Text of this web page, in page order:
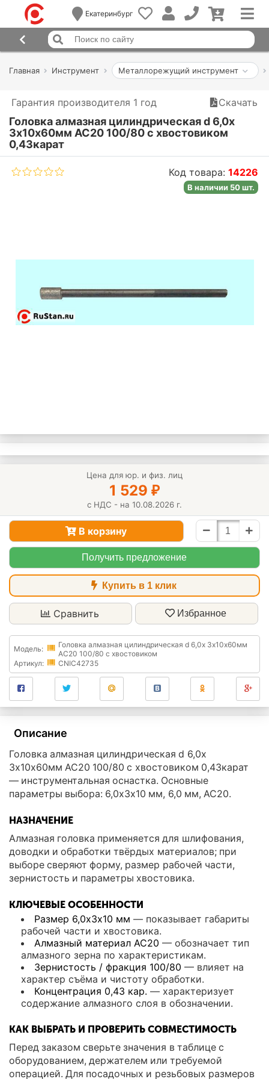
Екатеринбург
Главная Инструмент Металлорежущий инструмент
Гарантия производителя 1 год Скачать
Головка алмазная цилиндрическая d 6,0х
3х10х60мм АС20 100/80 с хвостовиком
0,43карат
Код товара:14226
В наличии 50 шт.
Цена для юр. и физ. лиц
1 529 ₽
с НДС - на 10.08.2026 г.
В корзину
Получить предложение
Купить в 1 клик
Сравнить Избранное
Модель:
Головка алмазная цилиндрическая d 6,0х 3х10х60мм
АС20 100/80 с хвостовиком
Артикул:
CNIC42735
Описание
Головка алмазная цилиндрическая d 6,0х
3х10х60мм АС20 100/80 с хвостовиком 0,43карат
— инструментальная оснастка. Основные
параметры выбора: 6,0х3х10 мм, 6,0 мм, АС20.
НАЗНАЧЕНИЕ
Алмазная головка применяется для шлифования,
доводки и обработки твёрдых материалов; при
выборе сверяют форму, размер рабочей части,
зернистость и параметры хвостовика.
КЛЮЧЕВЫЕ ОСОБЕННОСТИ
Размер 6,0х3х10 мм — показывает габариты
рабочей части и хвостовика.
Алмазный материал АС20 — обозначает тип
алмазного зерна по характеристикам.
Зернистость / фракция 100/80 — влияет на
характер съёма и чистоту обработки.
Концентрация 0,43 кар. — характеризует
содержание алмазного слоя в обозначении.
КАК ВЫБРАТЬ И ПРОВЕРИТЬ СОВМЕСТИМОСТЬ
Перед заказом сверьте значения в таблице с
оборудованием, держателем или требуемой
операцией. Для посадочных и резьбовых размеров